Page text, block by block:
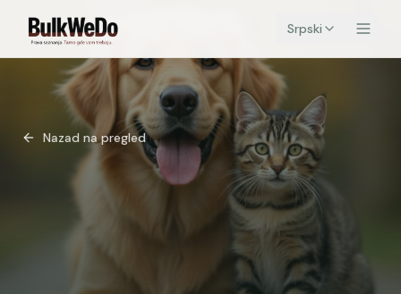
Srpski
Nazad na pregled